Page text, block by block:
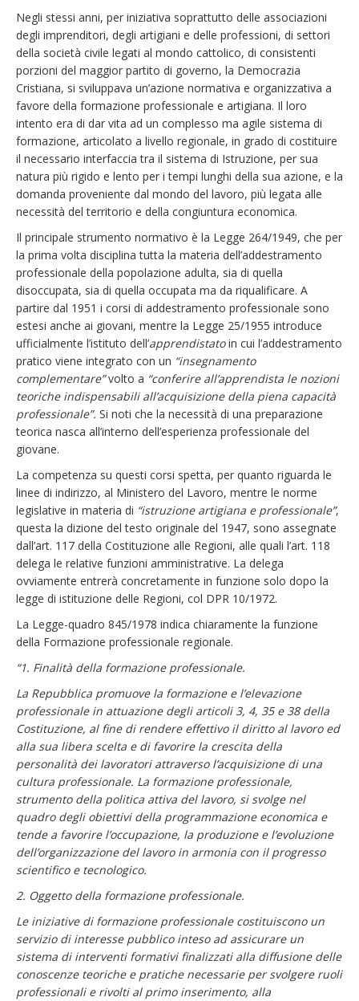
Negli stessi anni, per iniziativa soprattutto delle associazioni
degli imprenditori, degli artigiani e delle professioni, di settori
della società civile legati al mondo cattolico, di consistenti
porzioni del maggior partito di governo, la Democrazia
Cristiana, si sviluppava un’azione normativa e organizzativa a
favore della formazione professionale e artigiana. Il loro
intento era di dar vita ad un complesso ma agile sistema di
formazione, articolato a livello regionale, in grado di costituire
il necessario interfaccia tra il sistema di Istruzione, per sua
natura più rigido e lento per i tempi lunghi della sua azione, e la
domanda proveniente dal mondo del lavoro, più legata alle
necessità del territorio e della congiuntura economica.
Il principale strumento normativo è la Legge 264/1949, che per
la prima volta disciplina tutta la materia dell’addestramento
professionale della popolazione adulta, sia di quella
disoccupata, sia di quella occupata ma da riqualificare. A
partire dal 1951 i corsi di addestramento professionale sono
estesi anche ai giovani, mentre la Legge 25/1955 introduce
ufficialmente l’istituto dell’apprendistatoin cui l’addestramento
pratico viene integrato con un “insegnamento
complementare”volto a “conferire all’apprendista le nozioni
teoriche indispensabili all’acquisizione della piena capacità
professionale”. Si noti che la necessità di una preparazione
teorica nasca all’interno dell’esperienza professionale del
giovane.
La competenza su questi corsi spetta, per quanto riguarda le
linee di indirizzo, al Ministero del Lavoro, mentre le norme
legislative in materia di “istruzione artigiana e professionale”,
questa la dizione del testo originale del 1947, sono assegnate
dall’art. 117 della Costituzione alle Regioni, alle quali l’art. 118
delega le relative funzioni amministrative. La delega
ovviamente entrerà concretamente in funzione solo dopo la
legge di istituzione delle Regioni, col DPR 10/1972.
La Legge-quadro 845/1978 indica chiaramente la funzione
della Formazione professionale regionale.
“1. Finalità della formazione professionale.
La Repubblica promuove la formazione e l’elevazione
professionale in attuazione degli articoli 3, 4, 35 e 38 della
Costituzione, al fine di rendere effettivo il diritto al lavoro ed
alla sua libera scelta e di favorire la crescita della
personalità dei lavoratori attraverso l’acquisizione di una
cultura professionale. La formazione professionale,
strumento della politica attiva del lavoro, si svolge nel
quadro degli obiettivi della programmazione economica e
tende a favorire l’occupazione, la produzione e l’evoluzione
dell’organizzazione del lavoro in armonia con il progresso
scientifico e tecnologico.
2. Oggetto della formazione professionale.
Le iniziative di formazione professionale costituiscono un
servizio di interesse pubblico inteso ad assicurare un
sistema di interventi formativi finalizzati alla diffusione delle
conoscenze teoriche e pratiche necessarie per svolgere ruoli
professionali e rivolti al primo inserimento, alla